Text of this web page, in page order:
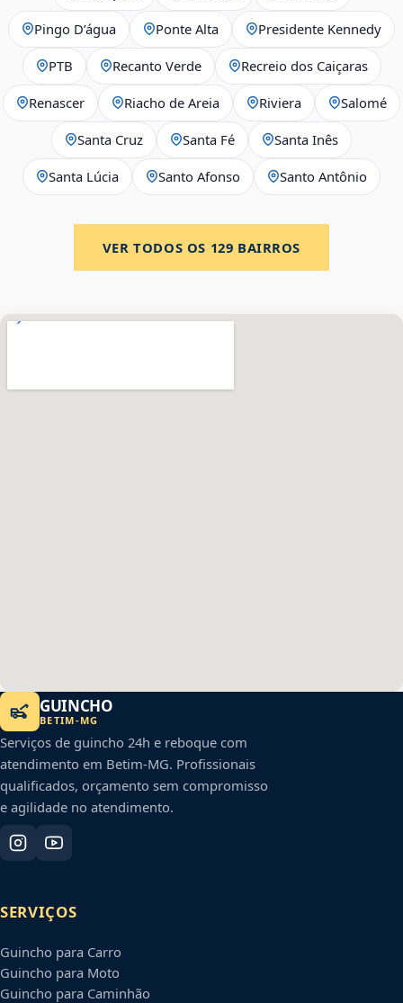
Pingo D’água Ponte Alta Presidente Kennedy
PTB Recanto Verde Recreio dos Caiçaras
Renascer Riacho de Areia Riviera Salomé
Santa Cruz Santa Fé Santa Inês
Santa Lúcia Santo Afonso Santo Antônio
VER TODOS OS 129 BAIRROS
GUINCHO
BETIM-MG
Serviços de guincho 24h e reboque com
atendimento em Betim-MG. Profissionais
qualificados, orçamento sem compromisso
e agilidade no atendimento.
SERVIÇOS
Guincho para Carro
Guincho para Moto
Guincho para Caminhão